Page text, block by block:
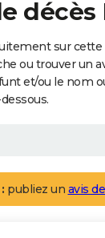
décès
sur cette
ou trouver un
et/ou le nom
publiez un avis